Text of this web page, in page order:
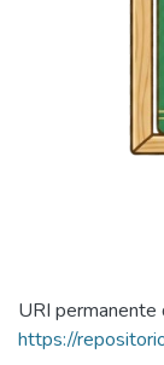
URI permanente
https://